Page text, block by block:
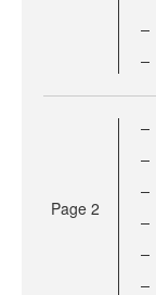
Page 2